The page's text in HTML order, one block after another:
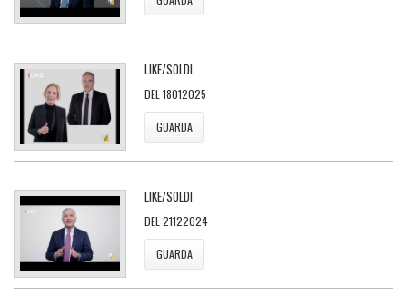
LIKE/SOLDI
DEL 18012025
GUARDA
LIKE/SOLDI
DEL 21122024
GUARDA